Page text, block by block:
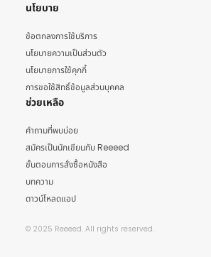
นโยบาย
ข้อตกลงการใช้บริการ
นโยบายความเป็นส่วนตัว
นโยบายการใช้คุกกี้
การขอใช้สิทธิ์ข้อมูลส่วนบุคคล
ช่วยเหลือ
คำถามที่พบบ่อย
สมัครเป็นนักเขียนกับ Reeeed
ขั้นตอนการสั่งซื้อหนังสือ
บทความ
ดาวน์โหลดแอป
© 2025 Reeeed. All rights reserved.